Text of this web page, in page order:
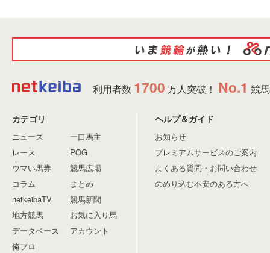
利用者数 1700 万人突破！ No.1 競
カテゴリ
ニュース
レース
ウマい馬券
コラム
netkeibaTV
地方競馬
データベース
俺プロ
一口馬主
POG
競馬広場
まとめ
競馬新聞
お気に入り馬
アカウント
ヘルプ＆ガイド
お知らせ
プレミアムサービスのご案内
よくある質問・お問い合わせ
のめり込む不安のある方へ